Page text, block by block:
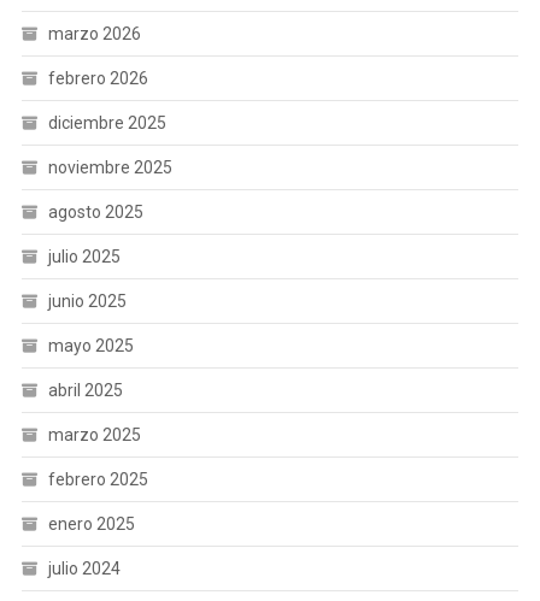
marzo 2026
febrero 2026
diciembre 2025
noviembre 2025
agosto 2025
julio 2025
junio 2025
mayo 2025
abril 2025
marzo 2025
febrero 2025
enero 2025
julio 2024